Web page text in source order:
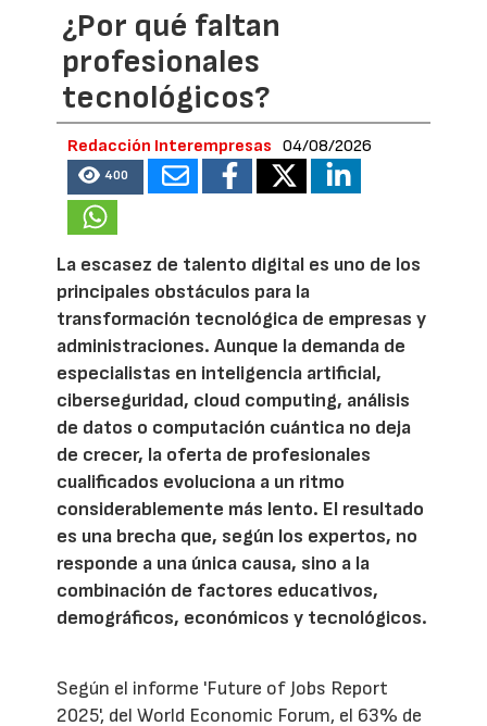
¿Por qué faltan
profesionales
tecnológicos?
Redacción Interempresas 04/08/2026
400
La escasez de talento digital es uno de los
principales obstáculos para la
transformación tecnológica de empresas y
administraciones. Aunque la demanda de
especialistas en inteligencia artificial,
ciberseguridad, cloud computing, análisis
de datos o computación cuántica no deja
de crecer, la oferta de profesionales
cualificados evoluciona a un ritmo
considerablemente más lento. El resultado
es una brecha que, según los expertos, no
responde a una única causa, sino a la
combinación de factores educativos,
demográficos, económicos y tecnológicos.
Según el informe 'Future of Jobs Report
2025', del World Economic Forum, el 63% de